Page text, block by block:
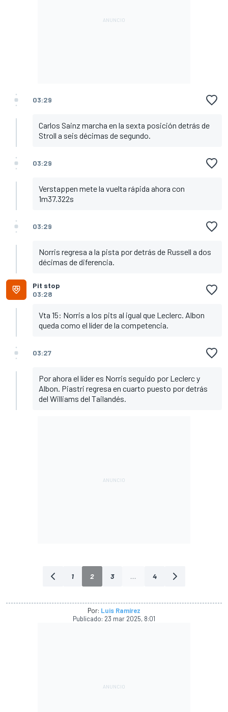
03:29
Carlos Sainz marcha en la sexta posición detrás de
Stroll a seis décimas de segundo.
03:29
Verstappen mete la vuelta rápida ahora con
1m37.322s
03:29
Norris regresa a la pista por detrás de Russell a dos
décimas de diferencia.
Pit stop
03:28
Vta 15: Norris a los pits al igual que Leclerc. Albon
queda como el líder de la competencia.
03:27
Por ahora el líder es Norris seguido por Leclerc y
Albon. Piastri regresa en cuarto puesto por detrás
del Williams del Tailandés.
1 2 3 ... 4
Por: Luis Ramírez
Publicado: 23 mar 2025, 8:01